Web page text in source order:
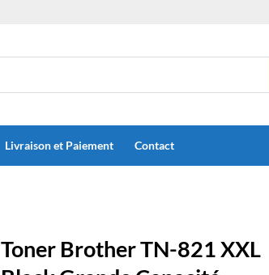
Livraison et Paiement Contact
Toner Brother TN-821 XXL